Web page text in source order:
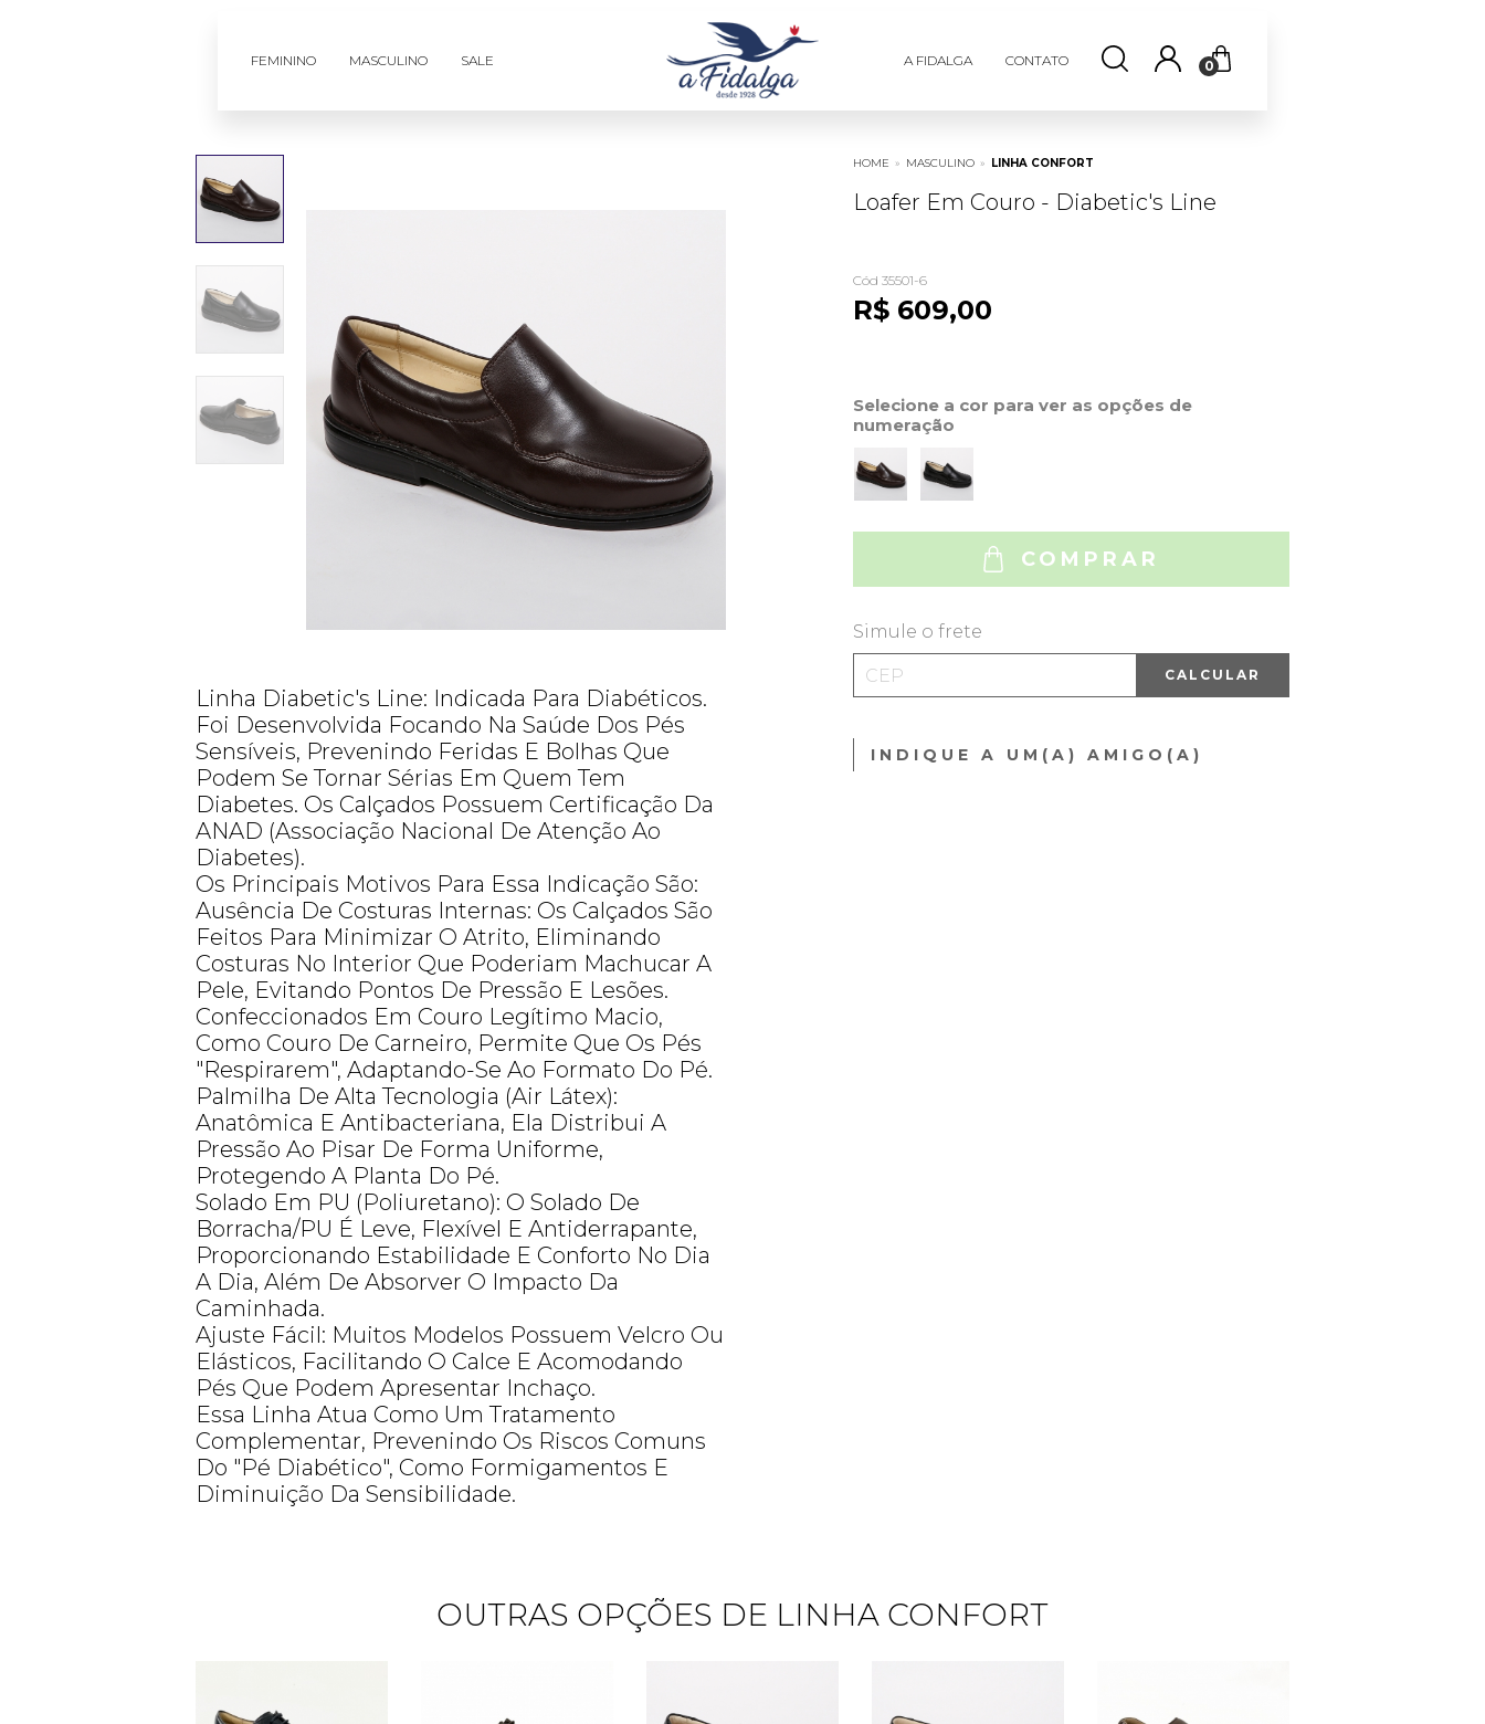
0
FEMININO MASCULINO SALE A FIDALGA CONTATO
Linha Diabetic's Line: Indicada Para Diabéticos.
Foi Desenvolvida Focando Na Saúde Dos Pés
Sensíveis, Prevenindo Feridas E Bolhas Que
Podem Se Tornar Sérias Em Quem Tem
Diabetes. Os Calçados Possuem Certificação Da
ANAD (Associação Nacional De Atenção Ao
Diabetes).
Os Principais Motivos Para Essa Indicação São:
Ausência De Costuras Internas: Os Calçados São
Feitos Para Minimizar O Atrito, Eliminando
Costuras No Interior Que Poderiam Machucar A
Pele, Evitando Pontos De Pressão E Lesões.
Confeccionados Em Couro Legítimo Macio,
Como Couro De Carneiro, Permite Que Os Pés
"respirarem", Adaptando-Se Ao Formato Do Pé.
Palmilha De Alta Tecnologia (Air Látex):
Anatômica E Antibacteriana, Ela Distribui A
Pressão Ao Pisar De Forma Uniforme,
Protegendo A Planta Do Pé.
Solado Em PU (Poliuretano): O Solado De
Borracha/PU É Leve, Flexível E Antiderrapante,
Proporcionando Estabilidade E Conforto No Dia
A Dia, Além De Absorver O Impacto Da
Caminhada.
Ajuste Fácil: Muitos Modelos Possuem Velcro Ou
Elásticos, Facilitando O Calce E Acomodando
Pés Que Podem Apresentar Inchaço.
Essa Linha Atua Como Um Tratamento
Complementar, Prevenindo Os Riscos Comuns
Do "pé Diabético", Como Formigamentos E
Diminuição Da Sensibilidade.
HOME » MASCULINO » LINHA CONFORT
Loafer Em Couro - Diabetic's Line
Cód 35501-6
R$ 609,00
Selecione a cor para ver as opções de
numeração
COMPRAR
Simule o frete
CALCULAR
INDIQUE A UM(A) AMIGO(A)
OUTRAS OPÇÕES DE LINHA CONFORT